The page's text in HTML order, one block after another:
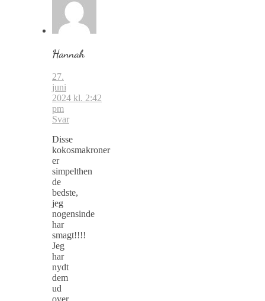
Hannah
27.
juni
2024 kl. 2:42
pm
Svar
Disse
kokosmakroner
er
simpelthen
de
bedste,
jeg
nogensinde
har
smagt!!!!
Jeg
har
nydt
dem
ud
over